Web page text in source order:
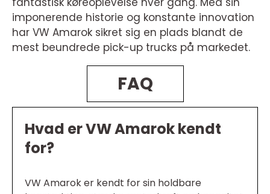
imponerende historie og konstante innovation
har VW Amarok sikret sig en plads blandt de
mest beundrede pick-up trucks på markedet.
FAQ
Hvad er VW Amarok kendt
for?
VW Amarok er kendt for sin holdbare